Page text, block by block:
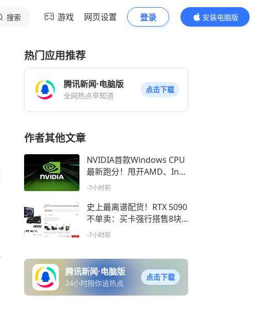
搜索 游戏 网页设置 登录
安装电脑版
内容更精彩
热门应用推荐
腾讯新闻·电脑版
全网热点早知道
点击下载
作者其他文章
NVIDIA首款Windows CPU
最新跑分！甩开AMD、Inte
l：却依然落后苹果
-7小时前
史上最离谱配货！RTX 5090
不单卖：买卡强行搭售8块
主板
-7小时前
腾讯新闻·电脑版
24小时陪你追热点
点击下载